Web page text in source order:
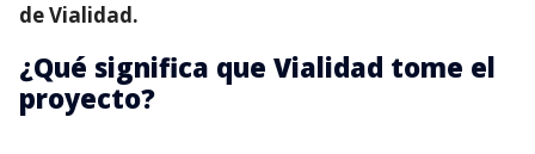
de Vialidad.
¿Qué significa que Vialidad tome el
proyecto?